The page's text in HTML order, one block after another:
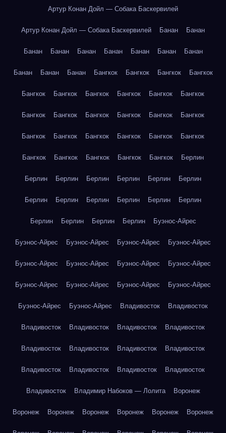
Артур Конан Дойл — Собака Баскервилей
Артур Конан Дойл — Собака Баскервилей Банан Банан
Банан Банан Банан Банан Банан Банан Банан
Банан Банан Банан Бангкок Бангкок Бангкок Бангкок
Бангкок Бангкок Бангкок Бангкок Бангкок Бангкок
Бангкок Бангкок Бангкок Бангкок Бангкок Бангкок
Бангкок Бангкок Бангкок Бангкок Бангкок Бангкок
Бангкок Бангкок Бангкок Бангкок Бангкок Берлин
Берлин Берлин Берлин Берлин Берлин Берлин
Берлин Берлин Берлин Берлин Берлин Берлин
Берлин Берлин Берлин Берлин Буэнос-Айрес
Буэнос-Айрес Буэнос-Айрес Буэнос-Айрес Буэнос-Айрес
Буэнос-Айрес Буэнос-Айрес Буэнос-Айрес Буэнос-Айрес
Буэнос-Айрес Буэнос-Айрес Буэнос-Айрес Буэнос-Айрес
Буэнос-Айрес Буэнос-Айрес Владивосток Владивосток
Владивосток Владивосток Владивосток Владивосток
Владивосток Владивосток Владивосток Владивосток
Владивосток Владивосток Владивосток Владивосток
Владивосток Владимир Набоков — Лолита Воронеж
Воронеж Воронеж Воронеж Воронеж Воронеж Воронеж